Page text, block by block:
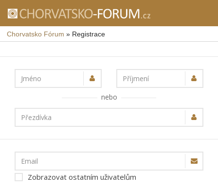
Chorvatsko Fórum » Registrace
Jméno
Příjmení
nebo
Přezdívka
Email
Zobrazovat ostatním uživatelům